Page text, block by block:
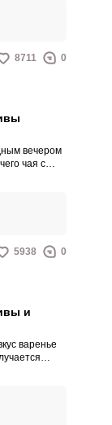
8711 0
вечером
чая с
варенье
5938 0
и
варенье
варенью